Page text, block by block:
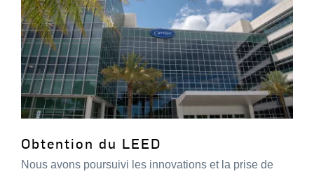
Obtention du LEED
Nous avons poursuivi les innovations et la prise de